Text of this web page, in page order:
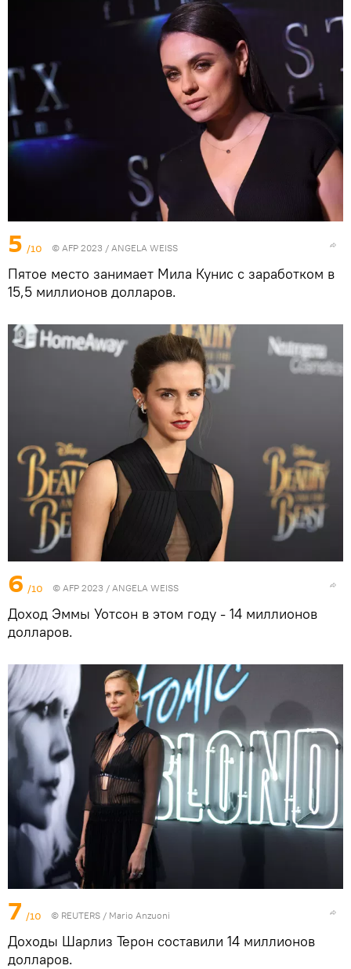
5 /10 © AFP 2023 / ANGELA WEISS
Пятое место занимает Мила Кунис с заработком в
15,5 миллионов долларов.
6 /10 © AFP 2023 / ANGELA WEISS
​Доход Эммы Уотсон в этом году - 14 миллионов
долларов.
7 /10 © REUTERS / Mario Anzuoni
Доходы Шарлиз Терон составили 14 миллионов
долларов.